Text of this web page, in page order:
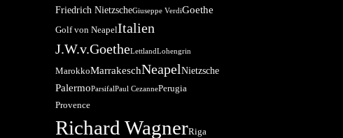
Friedrich NietzscheGiuseppe VerdiGoethe
Golf von NeapelItalien
J.W.v.GoetheLettlandLohengrin
MarokkoMarrakeschNeapelNietzsche
PalermoParsifalPaul CezannePerugia
Provence
Richard WagnerRiga